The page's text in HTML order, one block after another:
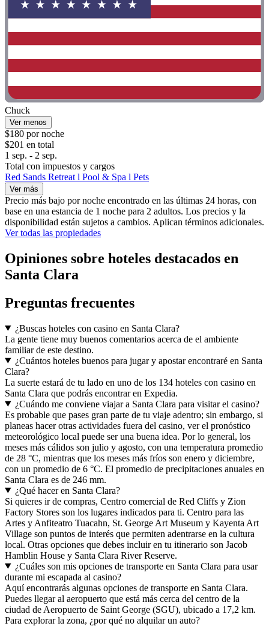
Chuck
Ver menos
$180 por noche
$201 en total
1 sep. - 2 sep.
Total con impuestos y cargos
Red Sands Retreat l Pool & Spa l Pets
Ver más
Precio más bajo por noche encontrado en las últimas 24 horas, con
base en una estancia de 1 noche para 2 adultos. Los precios y la
disponibilidad están sujetos a cambios. Aplican términos adicionales.
Ver todas las propiedades
Opiniones sobre hoteles destacados en
Santa Clara
Preguntas frecuentes
¿Buscas hoteles con casino en Santa Clara?
La gente tiene muy buenos comentarios acerca de el ambiente
familiar de este destino.
¿Cuántos hoteles buenos para jugar y apostar encontraré en Santa
Clara?
La suerte estará de tu lado en uno de los 134 hoteles con casino en
Santa Clara que podrás encontrar en Expedia.
¿Cuándo me conviene viajar a Santa Clara para visitar el casino?
Es probable que pases gran parte de tu viaje adentro; sin embargo, si
planeas hacer otras actividades fuera del casino, ver el pronóstico
meteorológico local puede ser una buena idea. Por lo general, los
meses más cálidos son julio y agosto, con una temperatura promedio
de 28 °C, mientras que los meses más fríos son enero y diciembre,
con un promedio de 6 °C. El promedio de precipitaciones anuales en
Santa Clara es de 246 mm.
¿Qué hacer en Santa Clara?
Si quieres ir de compras, Centro comercial de Red Cliffs y Zion
Factory Stores son los lugares indicados para ti. Centro para las
Artes y Anfiteatro Tuacahn, St. George Art Museum y Kayenta Art
Village son puntos de interés que permiten adentrarse en la cultura
local. Otras opciones que debes incluir en tu itinerario son Jacob
Hamblin House y Santa Clara River Reserve.
¿Cuáles son mis opciones de transporte en Santa Clara para usar
durante mi escapada al casino?
Aquí encontrarás algunas opciones de transporte en Santa Clara.
Puedes llegar al aeropuerto que está más cerca del centro de la
ciudad de Aeropuerto de Saint George (SGU), ubicado a 17,2 km.
Para explorar la zona, ¿por qué no alquilar un auto?